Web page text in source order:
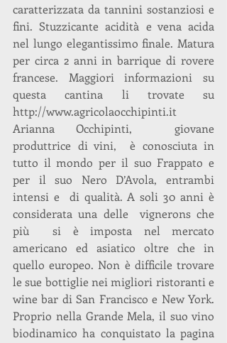
caratterizzata da tannini sostanziosi e
fini. Stuzzicante acidità e vena acida
nel lungo elegantissimo finale. Matura
per circa 2 anni in barrique di rovere
francese. Maggiori informazioni su
questa cantina li trovate su
http://www.agricolaocchipinti.it
Arianna Occhipinti,  giovane
produttrice di vini,  è conosciuta in
tutto il mondo per il suo Frappato e
per il suo Nero D’Avola, entrambi
intensi e  di qualità. A soli 30 anni è
considerata una delle  vignerons che
più  si è imposta nel mercato
americano ed asiatico oltre che in
quello europeo. Non è difficile trovare
le sue bottiglie nei migliori ristoranti e
wine bar di San Francisco e New York.
Proprio nella Grande Mela, il suo vino
biodinamico ha conquistato la pagina